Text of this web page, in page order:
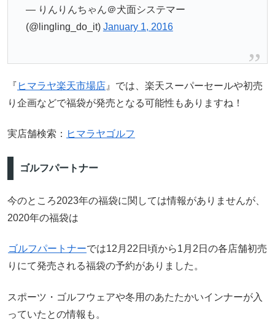
— りんりんちゃん＠犬面システマー
(@lingling_do_it) January 1, 2016
『 ヒマラヤ楽天市場店 』では、楽天スーパーセールや初売
り企画などで福袋が発売となる可能性もありますね！
実店舗検索： ヒマラヤゴルフ
ゴルフパートナー
今のところ2023年の福袋に関しては情報がありませんが、
2020年の福袋は
ゴルフパートナーでは12月22日頃から1月2日の各店舗初売
りにて発売される福袋の予約がありました。
スポーツ・ゴルフウェアや冬用のあたたかいインナーが入
っていたとの情報も。